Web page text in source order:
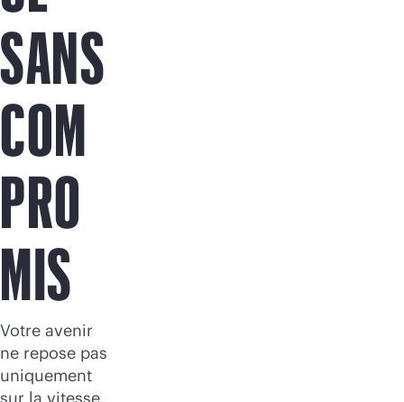
SANS
COM
PRO
MIS
Votre avenir
ne repose pas
uniquement